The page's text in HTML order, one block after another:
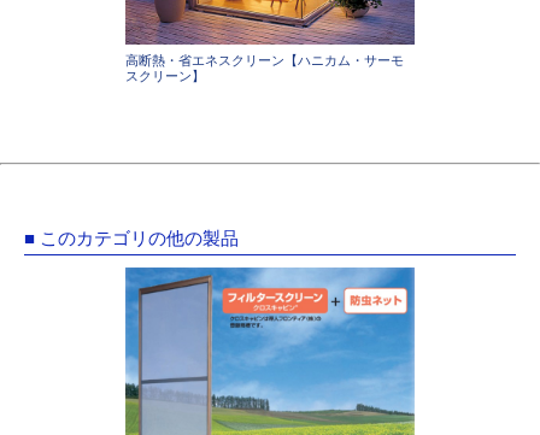
高断熱・省エネスクリーン【ハニカム・サーモ
スクリーン】
■ このカテゴリの他の製品